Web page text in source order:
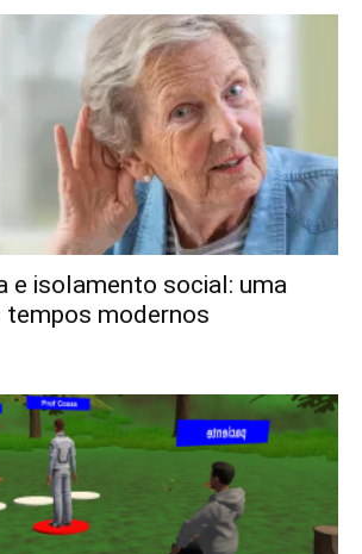
e isolamento social: uma
tempos modernos